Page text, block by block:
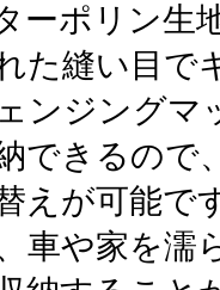
ーポリン生
た縫い目で
ンジングマ
できるので
えが可能で
車や家を濡